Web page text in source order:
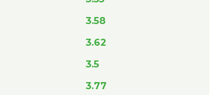
3.58
3.62
3.5
3.77